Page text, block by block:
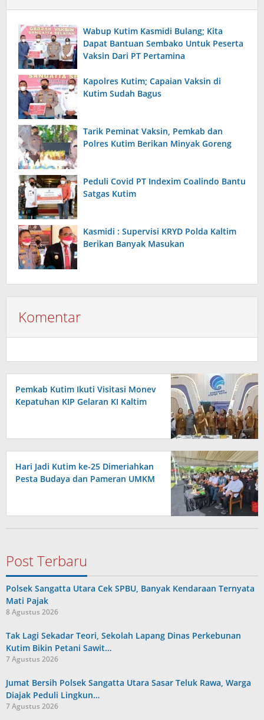
Wabup Kutim Kasmidi Bulang; Kita
Dapat Bantuan Sembako Untuk Peserta
Vaksin Dari PT Pertamina
Kapolres Kutim; Capaian Vaksin di
Kutim Sudah Bagus
Tarik Peminat Vaksin, Pemkab dan
Polres Kutim Berikan Minyak Goreng
Peduli Covid PT Indexim Coalindo Bantu
Satgas Kutim
Kasmidi : Supervisi KRYD Polda Kaltim
Berikan Banyak Masukan
Komentar
Pemkab Kutim Ikuti Visitasi Monev
Kepatuhan KIP Gelaran KI Kaltim
Hari Jadi Kutim ke-25 Dimeriahkan
Pesta Budaya dan Pameran UMKM
Post Terbaru
Polsek Sangatta Utara Cek SPBU, Banyak Kendaraan Ternyata
Mati Pajak
8 Agustus 2026
Tak Lagi Sekadar Teori, Sekolah Lapang Dinas Perkebunan
Kutim Bikin Petani Sawit…
7 Agustus 2026
Jumat Bersih Polsek Sangatta Utara Sasar Teluk Rawa, Warga
Diajak Peduli Lingkun…
7 Agustus 2026